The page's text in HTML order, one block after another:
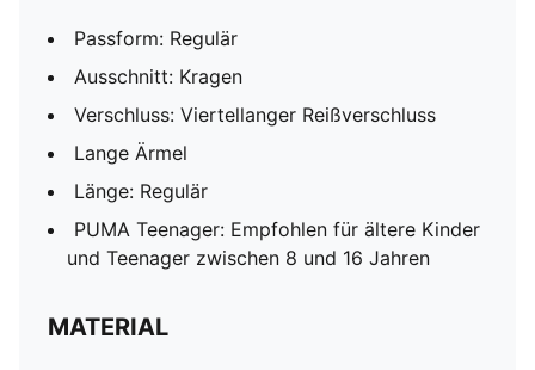
Passform: Regulär
Ausschnitt: Kragen
Verschluss: Viertellanger Reißverschluss
Lange Ärmel
Länge: Regulär
PUMA Teenager: Empfohlen für ältere Kinder
und Teenager zwischen 8 und 16 Jahren
MATERIAL